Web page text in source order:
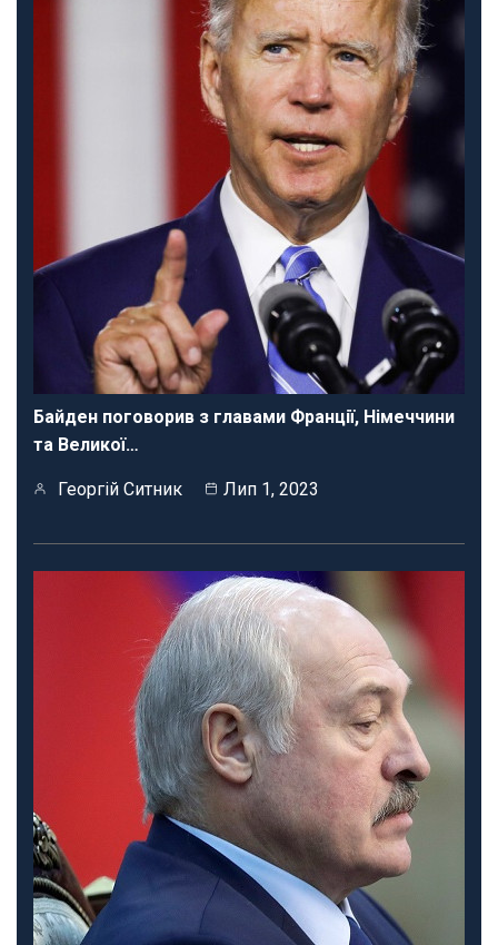
Байден поговорив з главами Франції, Німеччини
та Великої…
Георгій Ситник Лип 1, 2023